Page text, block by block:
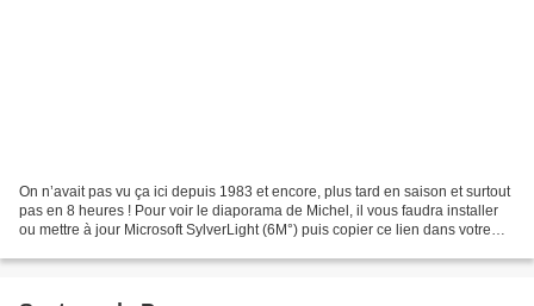
On n’avait pas vu ça ici depuis 1983 et encore, plus tard en saison et surtout
pas en 8 heures ! Pour voir le diaporama de Michel, il vous faudra installer
ou mettre à jour Microsoft SylverLight (6M°) puis copier ce lien dans votre
13c59e64a4eaede4.photos.live.com/play.aspx/A%20voir!?